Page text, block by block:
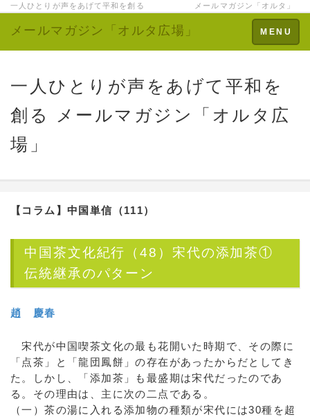
一人ひとりが声をあげて平和を創る メールマガジン「オルタ」
Toggle
navigation
MENU
メールマガジン「オルタ広場」
一人ひとりが声をあげて平和を
創る メールマガジン「オルタ広
場」
【コラム】 中国単信（111）
中国茶文化紀行（48）宋代の添加茶①
伝統継承のパターン
趙 慶春
宋代が中国喫茶文化の最も花開いた時期で、その際に
「点茶」と「龍団鳳餅」の存在があったからだとしてき
た。しかし、「添加茶」も最盛期は宋代だったのであ
る。その理由は、主に次の二点である。
（一）茶の湯に入れる添加物の種類が宋代には30種を超